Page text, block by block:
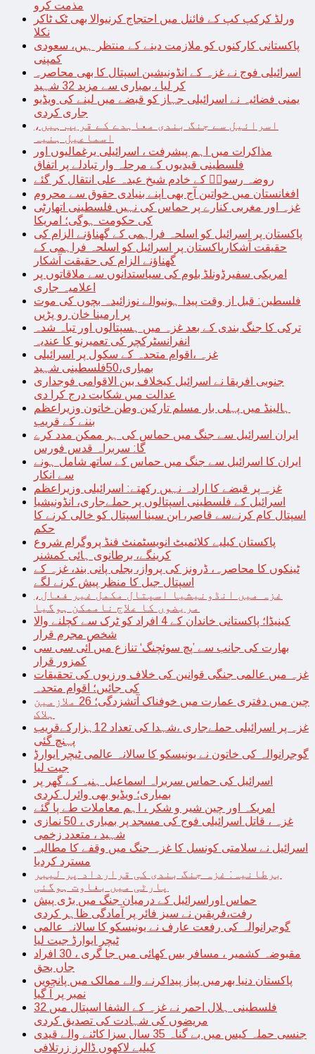
مذمت کرو
ورلڈ کرکپ کپ کے فائنل میں احتجاج کرنیوالا بھی ٹک ٹاکر
نکلا
پاکستانی کارکنوں کو ملازمت دینے کے منتظر ہیں، سعودی
کمپنی
اسرائیلی فوج نے غزہ کے انڈونیشین اسپتال کا بھی محاصرہ
کر لیا ، بمباری سے مزید 32 شہید
یمنی فضائیہ نے اسرائیلی جہاز کو قبضے میں لینے کی ویڈیو
جاری کردی
اسرائیل سے جنگ بندی معاہدے کے قریب ہیں،
اسماعیل ہنیہ
مذاکرات میں اہم پیشرفت ، اسرائیلی یرغمالیوں اور
فلسطینی قیدیوں کے مرحلہ وار تبادلے پر اتفاق
روضہ رسولؐ کے خادم شیخ عبدہ علی انتقال کر گئے
افغانستان میں خواتین آج بھی اپنے بنیادی حقوق سے محروم
غزہ اور مغربی کنارے پر حماس کی نہیں فلسطینی اتھارٹی
کی حکومت ہوگی؛ امریکا
پاکستان پر اسرائیل کو اسلحہ فراہمی کے گھناؤنے الزام کی
حقیقت آشکارپاکستان پر اسرائیل کو اسلحہ فراہمی کے
گھناؤنے الزام کی حقیقت آشکار
امریکی سفیرڈونلڈ بلوم کی سیاستدانوں سے ملاقاتوں پر
اعلامیہ جاری
فلسطین: قبل از وقت پیدا ہونیوالے نوزائیدہ بچوں کی موت
پر ارمینا خان رو پڑیں
ترکی کا جنگ بندی کے بعد غزہ میں ہسپتالوں اور تباہ شدہ
انفرانسٹرکچر کی تعمیرنو کا عندیہ
غزہ ،اقوام متحدہ کے سکول پر اسرائیلی
بمباری،50فلسطینی شہید
جنوبی افریقا نے اسرائیل کیخلاف بین الاقوامی فوجداری
عدالت میں شکایت درج کرا دی
ہالینڈ میں پہلی بار مسلم تارکین وطن خاتون وزیراعظم
بننے کے قریب
ایران اسرائیل سے جنگ میں حماس کی ہر ممکن مدد کرے
گا: سربراہ قدس فورس
ایران کا اسرائیل سے جنگ میں حماس کے ساتھ شامل ہونے
سے انکار
غزہ پر قبضے کا ارادہ نہیں رکھتے: اسرائیلی وزیراعظم
اسرائیل کے فلسطینی اسپتالوں پر حملےجاری، انڈونیشیا
اسپتال کام کرنےسے قاصر، ابن سینا اسپتال کو خالی کرنے کا
حکم
پاکستان کیلیے کلائمیٹ انویسٹمنٹ فنڈ پروگرام شروع
کرینگے، برطانوی ہائی کمشنر
ٹینکوں کا محاصرہ، ڈرونز کی پرواز، بجلی پانی بند، غزہ کے
اسپتال جیل کا منظر پیش کرنے لگے
غزہ میں انڈونیشیا اسپتال مکمل غیر فعال،
مریضوں کا علاج ناممکن ہوگیا
کینیڈا؛ پاکستانی خاندان کے 4 افراد کو ٹرک سے کچلنے والا
شخص مجرم قرار
بھارت کی جانب سے ’پچ سوئچنگ‘ تنازع میں آئی سی سی
کمزور قرار
غزہ میں عالمی جنگی قوانین کی خلاف ورزیوں کی تحقیقات
کی جائیں؛ اقوام متحدہ
چین میں دفتری عمارت میں خوفناک آتشزدگی؛ 26 ملازمین
ہلاک
غزہ پر اسرائیلی حملےجاری ،شہدا کی تعداد 12ہزارکےقریب
پہنچ گئی
گوجرانوالہ کی خاتون نے یونیسکو کا سالانہ عالمی ٹیچر ایوارڈ
جیت لیا
اسرائیل کی حماس سربراہ اسماعیل ہنیہ کے گھر پر
بمباری؛ ویڈیو بھی وائرل کردی
امریکہ اور چین شیر و شکر ، اہم معاملات طے پا گئے
غزہ ، قاتل اسرائیلی فوج کی مسجد پر بمباری ، 50 نمازی
شہید ، متعدد زخمی
اسرائیل نے سلامتی کونسل کا غزہ جنگ میں وقفے کا مطالبہ
مسترد کردیا
برطانیہ: غزہ جنگ بندی کی قرارداد پر لیبر
پارٹی میں بغاوت ہوگئی
حماس اوراسرائیل کے درمیان جنگ میں بڑی پیش
رفت،فریقین نے سیز فائر پر آمادگی ظاہر کردی
گوجرانوالہ کی رفعت عارف نے یونیسکو کا سالانہ عالمی
ٹیچر ایوارڈ جیت لیا
مقبوضہ کشمیر ، مسافر بس کھائی میں جا گری ، 30 افراد
جاں بحق
پاکستان دنیا بھرمیں پیاز پیداکرنے والے ممالک میں پانچویں
نمبر پر آ گیا
فلسطینی ہلال احمر نے غزہ کے الشفا اسپتال میں 32
مریضوں کی شہادت کی تصدیق کردی
جنسی حملہ کیس میں بے گناہ 35 سال سزا کاٹنے والے قیدی
کیلیے لاکھوں ڈالرز زرتلافی